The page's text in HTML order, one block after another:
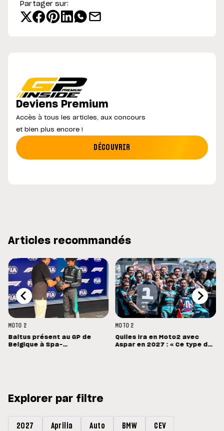
Partager sur:
Deviens Premium
Accès à tous les articles, aux concours
et bien plus encore !
DÉCOUVRIR
Articles recommandés
MOTO 2
Baltus présent au GP de
Belgique à Spa-
MOTO 2
Quiles ira en Moto2 avec
Aspar en 2027 : « Ce type de
Explorer par filtre
2027 Aprilia Auto BMW CEV